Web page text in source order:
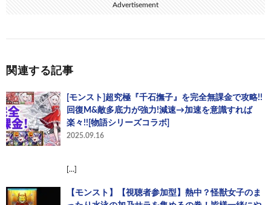
Advertisement
関連する記事
[モンスト]超究極『千石撫子』を完全無課金で攻略!!
回復M&敵多底力が強力!減速→加速を意識すれば
楽々!![物語シリーズコラボ]
2025.09.16
[…]
【モンスト】【視聴者参加型】熱中？怪獣女子のま